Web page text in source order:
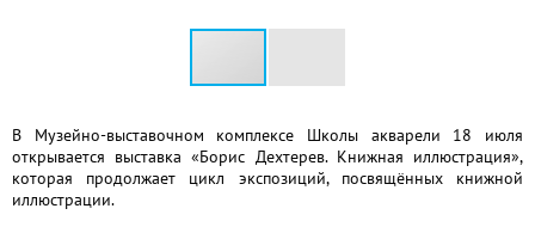
В Музейно-выставочном комплексе Школы акварели 18 июля
открывается выставка «Борис Дехтерев. Книжная иллюстрация»,
которая продолжает цикл экспозиций, посвящённых книжной
иллюстрации.